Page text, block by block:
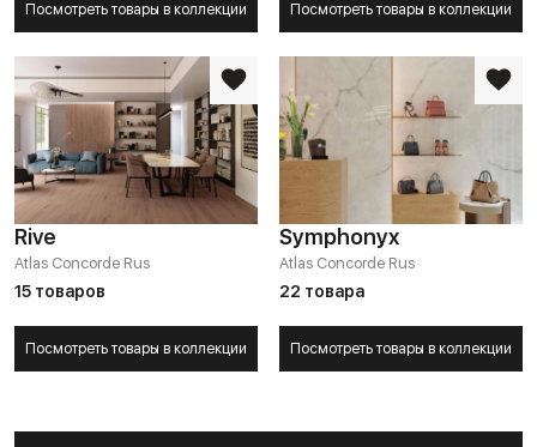
Посмотреть товары в коллекции Посмотреть товары в коллекции
Rive
Atlas Concorde Rus
15 товаров
Посмотреть товары в коллекции
Symphonyx
Atlas Concorde Rus
22 товара
Посмотреть товары в коллекции